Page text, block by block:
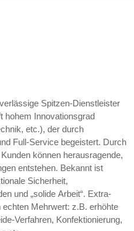
Spitzen-Dienstleister
hohem Innovationsgrad
etc.), der durch
Full-Service begeistert. Durch
können herausragende,
Bekannt ist
Sicherheit,
und „solide Arbeit“. Extra-
Mehrwert: z.B. erhöhte
Verfahren, Konfektionierung,